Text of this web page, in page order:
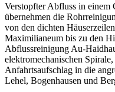
Verstopfter Abfluss in einem
übernehmen die
von den dichten
Maximilianeum bis zu den
Abflussreinigung Au-
elektromechanischen
Anfahrtsaufschlag in die
Lehel, Bogenhausen und